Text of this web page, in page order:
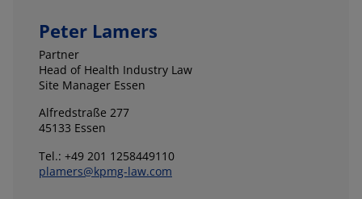
Peter Lamers
Partner
Head of Health Industry Law
Site Manager Essen
Alfredstraße 277
45133 Essen
Tel.: +49 201 1258449110
plamers@kpmg-law.com